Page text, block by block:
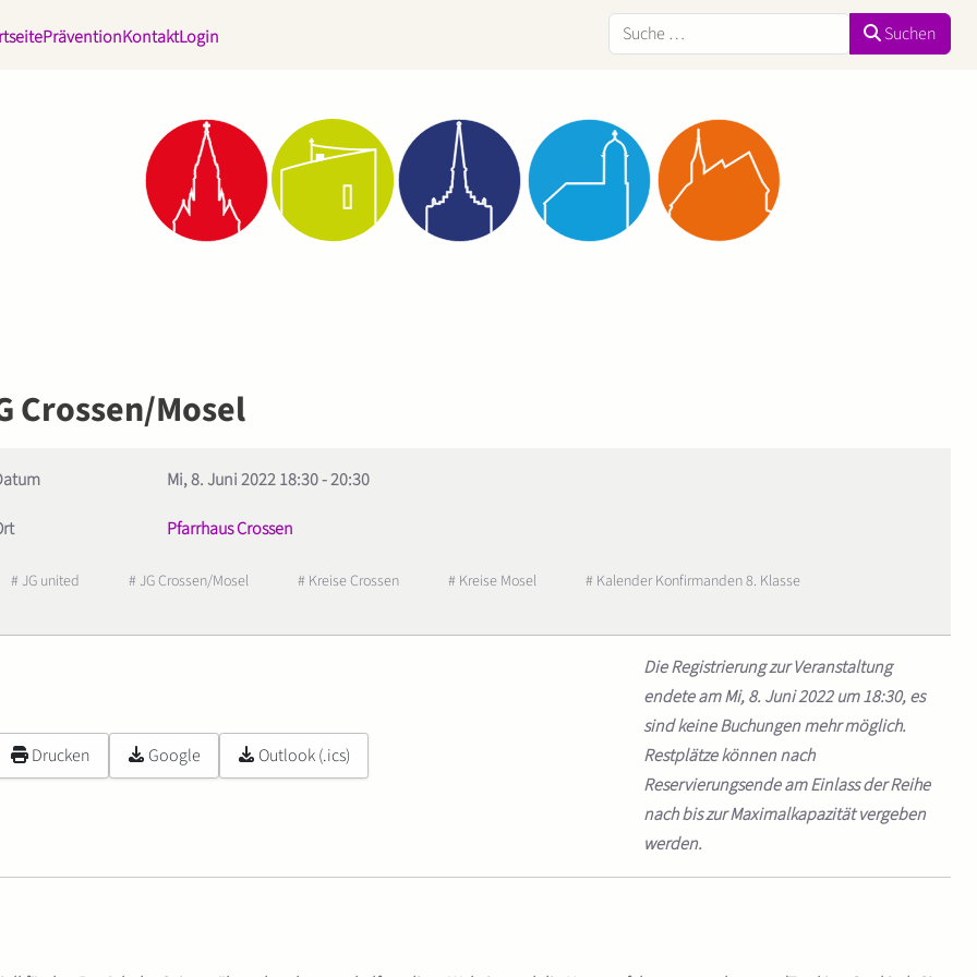
PräventionKontaktLogin Suchen Suchen
Crossen/Mosel
Mi, 8. Juni 202218:30-20:30
Pfarrhaus Crossen
# JG united # JG Crossen/Mosel # Kreise Crossen # Kreise Mosel # Kalender Konfirmanden 8. Klasse
Drucken Google Outlook (.ics)
Die Registrierung zur Veranstaltung
endete am Mi, 8. Juni 2022 um 18:30, es
sind keine Buchungen mehr möglich.
Restplätze können nach
Reservierungsende am Einlass der Reihe
nach bis zur Maximalkapazität vergeben
werden.